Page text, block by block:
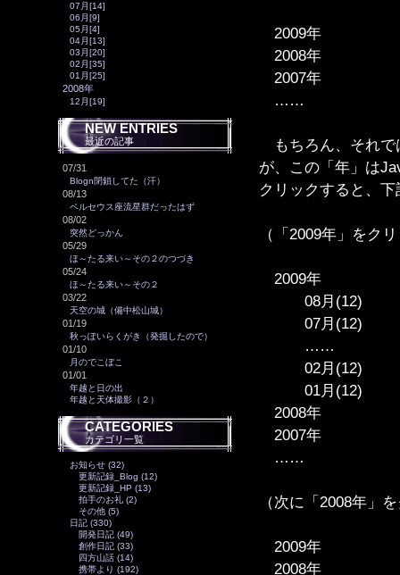
07月[14]
06月[9]
05月[4]
04月[13]
03月[20]
02月[35]
01月[25]
2008年
12月[19]
NEW ENTRIES
最近の記事
07/31
Blogn閉鎖してた（汗）
08/13
ペルセウス座流星群だったはず
08/02
突然どっかん
05/29
ほ～たる来い～その２のつづき
05/24
ほ～たる来い～その２
03/22
天空の城（備中松山城）
01/19
秋っぽいらくがき（発掘したので）
01/10
月のでこぼこ
01/01
年越と日の出
年越と天体撮影（２）
CATEGORIES
カテゴリ一覧
お知らせ (32)
更新記録_Blog (12)
更新記録_HP (13)
拍手のお礼 (2)
その他 (5)
日記 (330)
開発日記 (49)
創作日記 (33)
四方山話 (14)
携帯より (192)
2009年
2008年
2007年
……
もちろん、それで
が、この「年」は
クリックすると、
（「2009年」をク
2009年
08月(12)
07月(12)
……
02月(12)
01月(12)
2008年
2007年
……
（次に「2008年」
2009年
2008年